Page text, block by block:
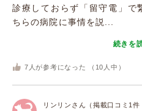
診療しておらず「留守電」で
ちらの病院に事情を説...
続きを
7 人が参考になった （ 10 人中）
リンリンさん（掲載口コミ1件